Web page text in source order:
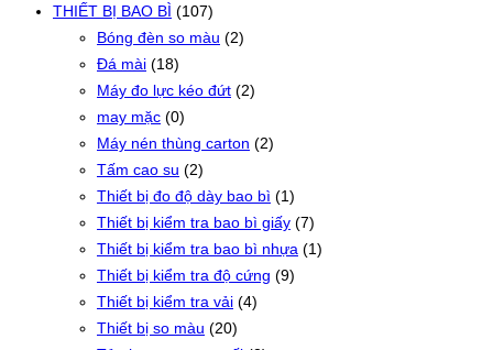
THIẾT BỊ BAO BÌ (107)
Bóng đèn so màu (2)
Đá mài (18)
Máy đo lực kéo đứt (2)
may mặc (0)
Máy nén thùng carton (2)
Tấm cao su (2)
Thiết bị đo độ dày bao bì (1)
Thiết bị kiểm tra bao bì giấy (7)
Thiết bị kiểm tra bao bì nhựa (1)
Thiết bị kiểm tra độ cứng (9)
Thiết bị kiểm tra vải (4)
Thiết bị so màu (20)